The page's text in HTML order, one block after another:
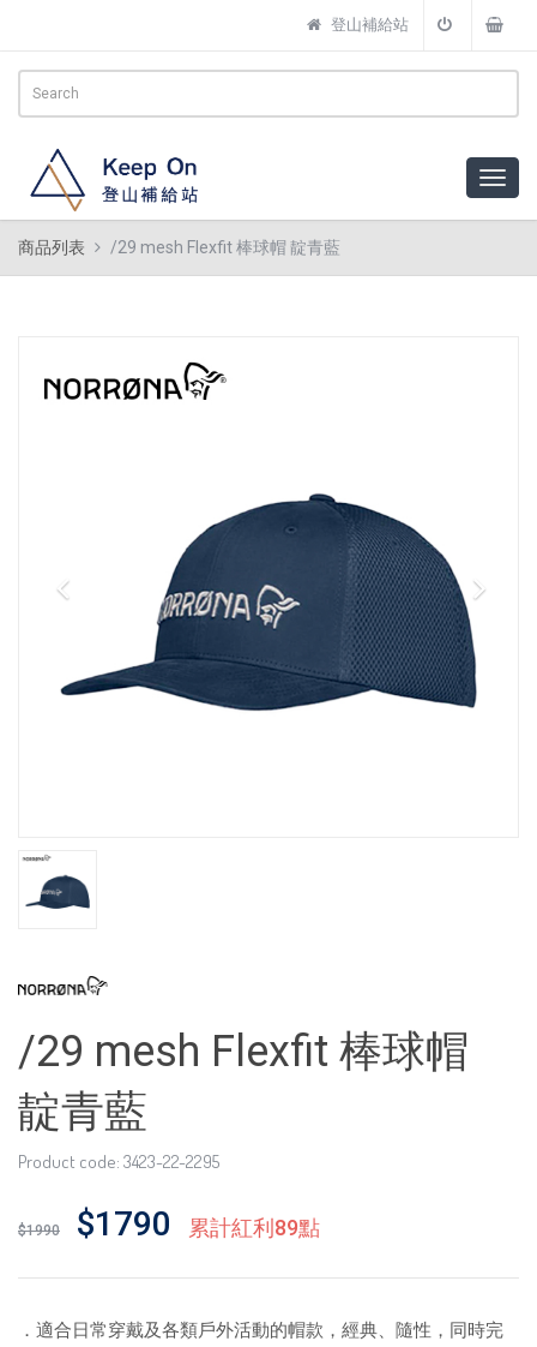
登山補給站
商品列表 /29 mesh Flexfit 棒球帽 靛青藍
/29 mesh Flexfit 棒球帽
靛青藍
Product code: 3423-22-2295
$1990 $1790 累計紅利89點
．適合日常穿戴及各類戶外活動的帽款，經典、隨性，同時完